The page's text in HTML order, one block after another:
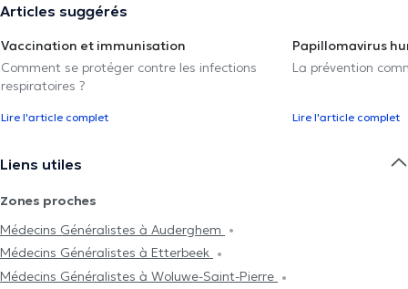
Articles suggérés
Vaccination et immunisation
Comment se protéger contre les infections
respiratoires ?
Lire l'article complet
Papillomavirus
La prévention
Lire l'article complet
Liens utiles
Zones proches
Médecins Généralistes à Auderghem
Médecins Généralistes à Etterbeek
Médecins Généralistes à Woluwe-Saint-Pierre